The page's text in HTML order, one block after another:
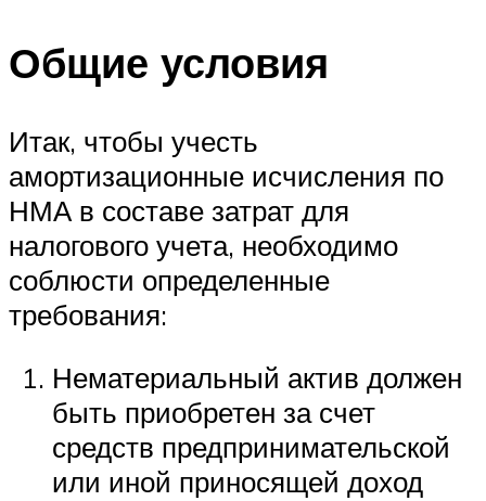
Общие условия
Итак, чтобы учесть
амортизационные исчисления по
НМА в составе затрат для
налогового учета, необходимо
соблюсти определенные
требования:
Нематериальный актив должен
быть приобретен за счет
средств предпринимательской
или иной приносящей доход